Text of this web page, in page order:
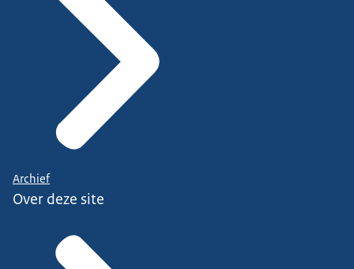
Archief
Over deze site